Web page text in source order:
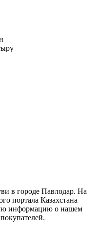
в городе Павлодар. На
портала Казахстана
информацию о нашем